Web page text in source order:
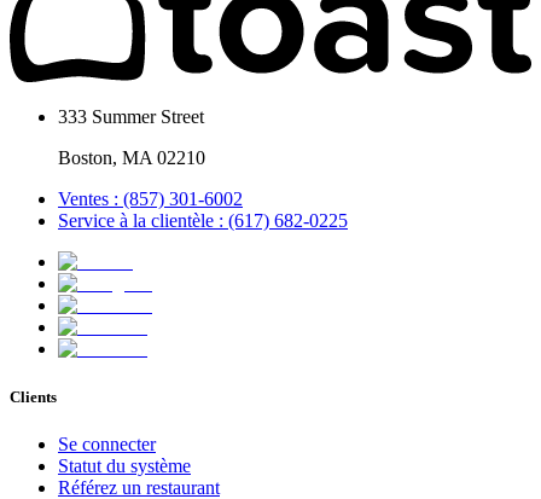
333 Summer Street
Boston, MA 02210
Ventes : (857) 301-6002
Service à la clientèle : (617) 682-0225
Clients
Se connecter
Statut du système
Référez un restaurant